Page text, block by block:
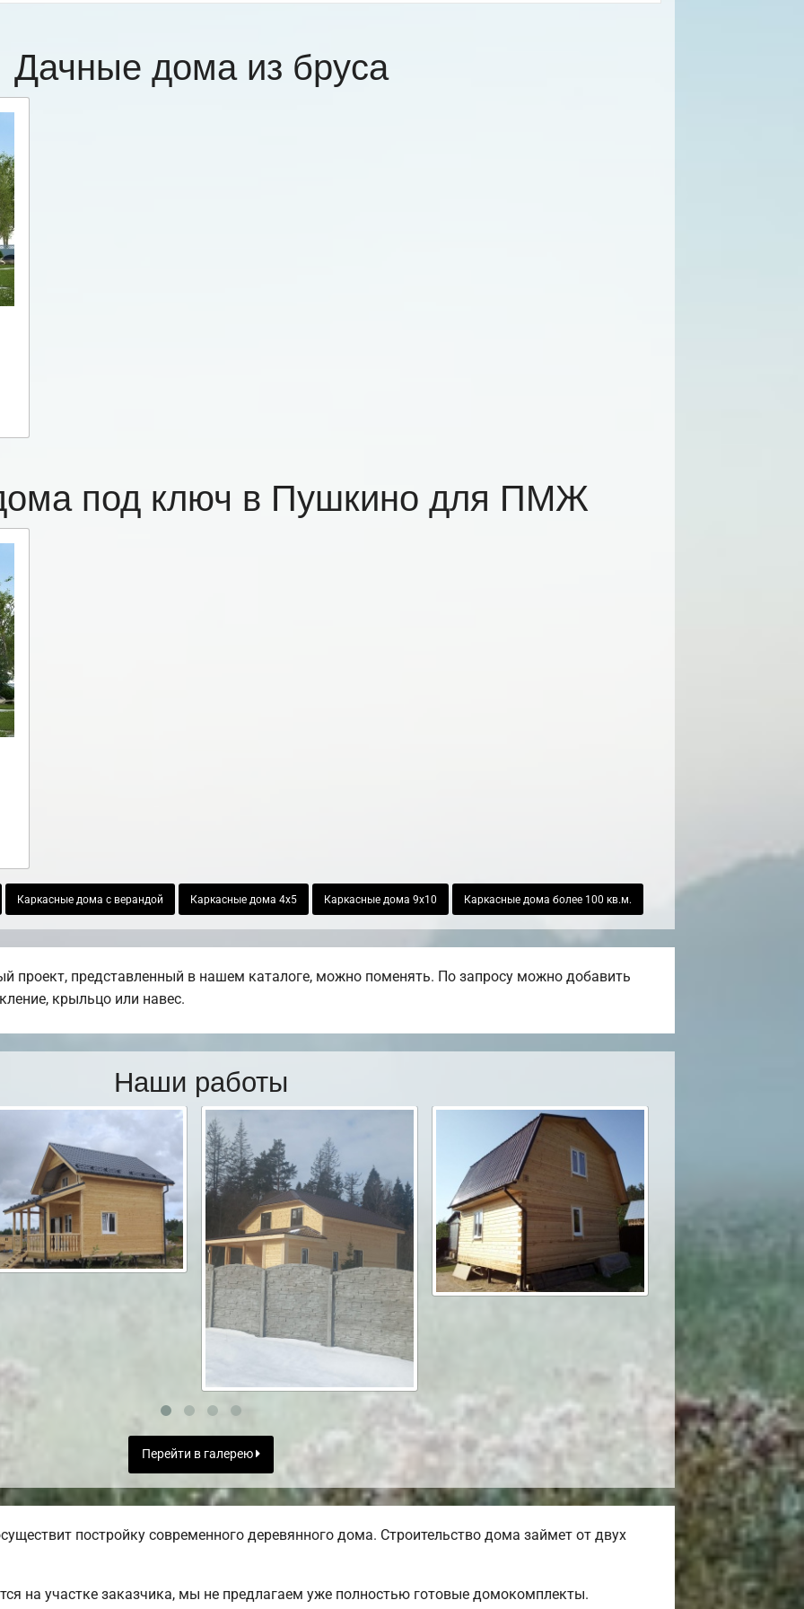
Дачные дома из бруса
под ключ в Пушкино для ПМЖ
Каркасные дома с верандой Каркасные дома 4х5 Каркасные дома 9х10 Каркасные дома более 100 кв.м.
проект, представленный в нашем каталоге, можно поменять. По запросу можно добавить
крыльцо или навес.
Наши работы
Перейти в галерею
постройку современного деревянного дома. Строительство дома займет от двух
на участке заказчика, мы не предлагаем уже полностью готовые домокомплекты.